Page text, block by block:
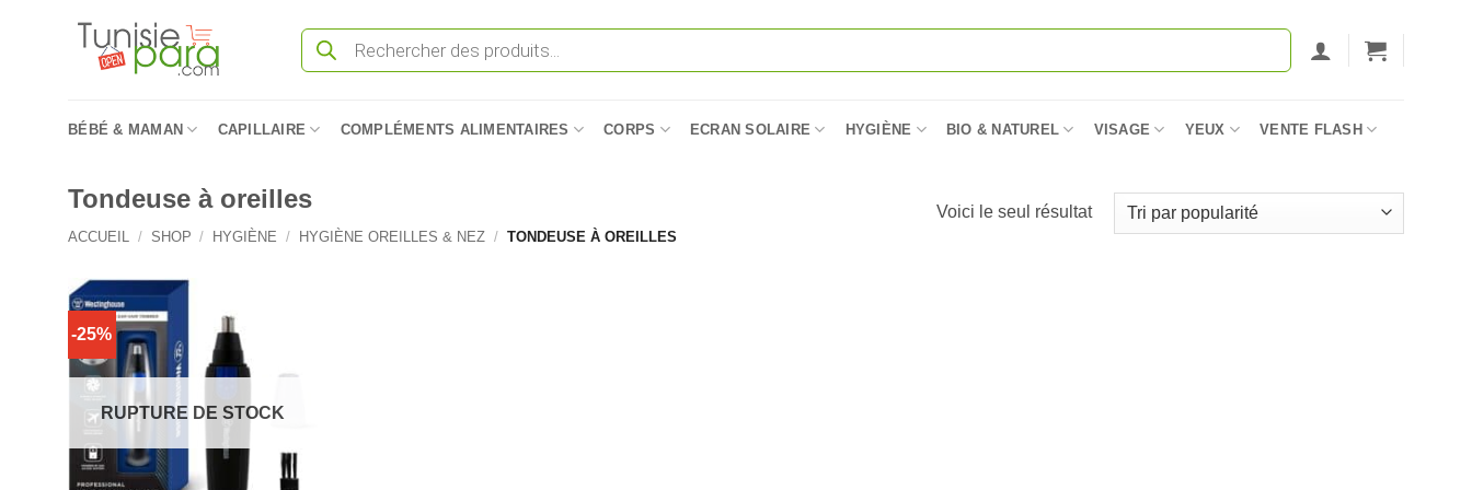
Recherche
produits
BÉBÉ & MAMAN CAPILLAIRE COMPLÉMENTS ALIMENTAIRES CORPS ECRAN SOLAIRE HYGIÈNE BIO & NATUREL VISAGE YEUX VENTE FLASH
Tondeuse à oreilles
ACCUEIL / SHOP / HYGIÈNE / HYGIÈNE OREILLES & NEZ / TONDEUSE À OREILLES
Voici le seul résultat
-25%
RUPTURE DE STOCK